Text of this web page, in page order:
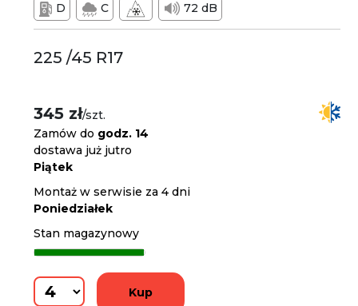
D C 72 dB
225 /45 R17
345 zł/szt.
Zamów do godz. 14
dostawa już jutro
Piątek
Montaż w serwisie za 4 dni
Poniedziałek
Stan magazynowy
Kup